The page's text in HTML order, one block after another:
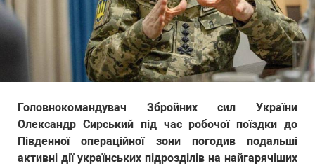
Головнокомандувач Збройних сил України
Олександр Сирський під час робочої поїздки до
Південної операційної зони погодив подальші
активні дії українських підрозділів на найгарячіших